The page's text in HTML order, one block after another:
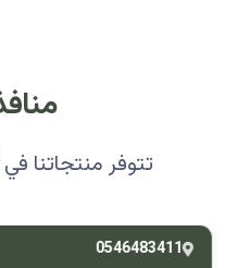
تتوفر منتجاتنا في
0546483411